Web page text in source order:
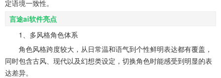
定语境一致性。
言途ai软件亮点
1、多风格角色体系
角色风格跨度较大，从日常温和语气到个性鲜明表达都有覆盖，
同时包含古风、现代以及幻想类设定，切换角色时能感受到明显的表
达差异。